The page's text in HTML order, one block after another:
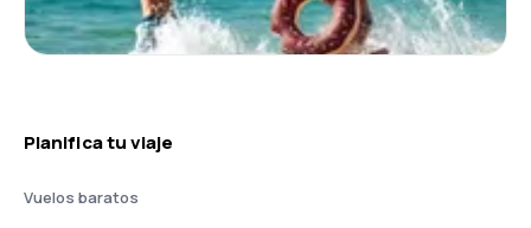
Planifica tu viaje
Vuelos baratos